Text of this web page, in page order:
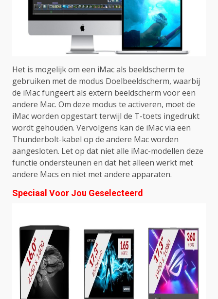
Het is mogelijk om een iMac als beeldscherm te
gebruiken met de modus Doelbeeldscherm, waarbij
de iMac fungeert als extern beeldscherm voor een
andere Mac. Om deze modus te activeren, moet de
iMac worden opgestart terwijl de T-toets ingedrukt
wordt gehouden. Vervolgens kan de iMac via een
Thunderbolt-kabel op de andere Mac worden
aangesloten. Let op dat niet alle iMac-modellen deze
functie ondersteunen en dat het alleen werkt met
andere Macs en niet met andere apparaten.
Speciaal Voor Jou Geselecteerd